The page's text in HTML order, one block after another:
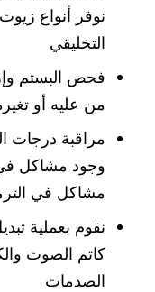
نوفر أنواع
التخليقي
فحص البستم
من عليه أو
مراقبة درجات
وجود مشاكل في
مشاكل في
نقوم بعملية
كاتم الصوت
الصدمات